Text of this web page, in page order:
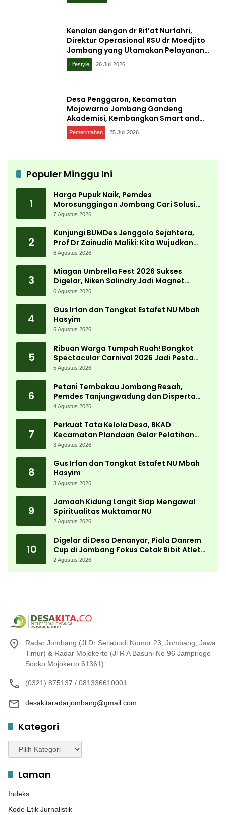
Kenalan dengan dr Rif’at Nurfahri,
Direktur Operasional RSU dr Moedjito
Jombang yang Utamakan Pelayanan
Ilmiah
Lifestyle 26 Juli 2026
Desa Penggaron, Kecamatan
Mojowarno Jombang Gandeng
Akademisi, Kembangkan Smart and
Sustainable Village, Ini Tujuannya
Pemerintahan 25 Juli 2026
Populer Minggu Ini
1
Harga Pupuk Naik, Pemdes
Morosunggingan Jombang Cari Solusi
Lewat Kajian Akademik
7 Agustus 2026
2
Kunjungi BUMDes Jenggolo Sejahtera,
Prof Dr Zainudin Maliki: Kita Wujudkan
Kemandirian Ekonomi dengan Potensi
6 Agustus 2026
3
Miagan Umbrella Fest 2026 Sukses
Digelar, Niken Salindry Jadi Magnet
Ribuan Pengunjung
6 Agustus 2026
4
Gus Irfan dan Tongkat Estafet NU Mbah
Hasyim
5 Agustus 2026
5
Ribuan Warga Tumpah Ruah! Bongkot
Spectacular Carnival 2026 Jadi Pesta
Kemerdekaan Terbesar di Peterongan
5 Agustus 2026
6
Petani Tembakau Jombang Resah,
Pemdes Tanjungwadung dan Disperta
Bergerak Cepat
4 Agustus 2026
7
Perkuat Tata Kelola Desa, BKAD
Kecamatan Plandaan Gelar Pelatihan
Aparatur Pemdes
3 Agustus 2026
8
Gus Irfan dan Tongkat Estafet NU Mbah
Hasyim
3 Agustus 2026
9
Jamaah Kidung Langit Siap Mengawal
Spiritualitas Muktamar NU
2 Agustus 2026
10
Digelar di Desa Denanyar, Piala Danrem
Cup di Jombang Fokus Cetak Bibit Atlet
Menembak Berprestasi
2 Agustus 2026
Radar Jombang (Jl Dr Setiabudi Nomor 23, Jombang, Jawa
Timur) & Radar Mojokerto (Jl R A Basuni No 96 Jampirogo
Sooko Mojokerto 61361)
(0321) 875137 / 081336610001
desakitaradarjombang@gmail.com
Kategori
Kategori
Laman
Indeks
Kode Etik Jurnalistik